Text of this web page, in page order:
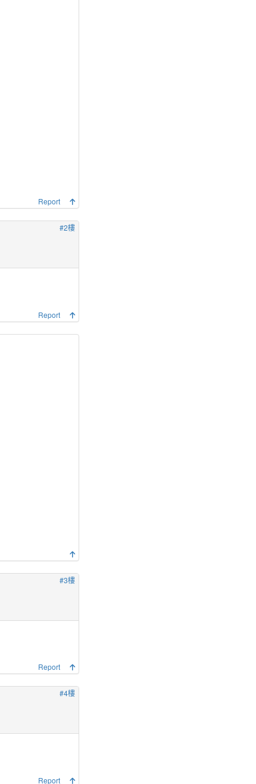
Report
#2樓
Report
#3樓
Report
#4樓
Report